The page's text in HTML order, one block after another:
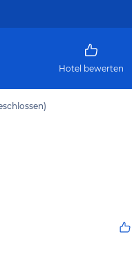
Hotel bewerten